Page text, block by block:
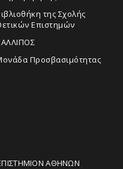
της Σχολής
Επιστημών
Προσβασιμότητας
ΑΘΗΝΩΝ